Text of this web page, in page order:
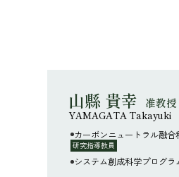
山縣 貴幸 准教授
YAMAGATA Takayuki
カーボンニュートラル融合
研究指導教員
システム創成科学プログラ